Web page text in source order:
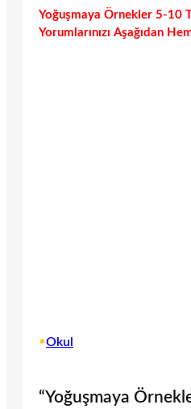
Yoğuşmaya Örnekler 5-10
Yorumlarınızı Aşağıdan
•Okul
“Yoğuşmaya